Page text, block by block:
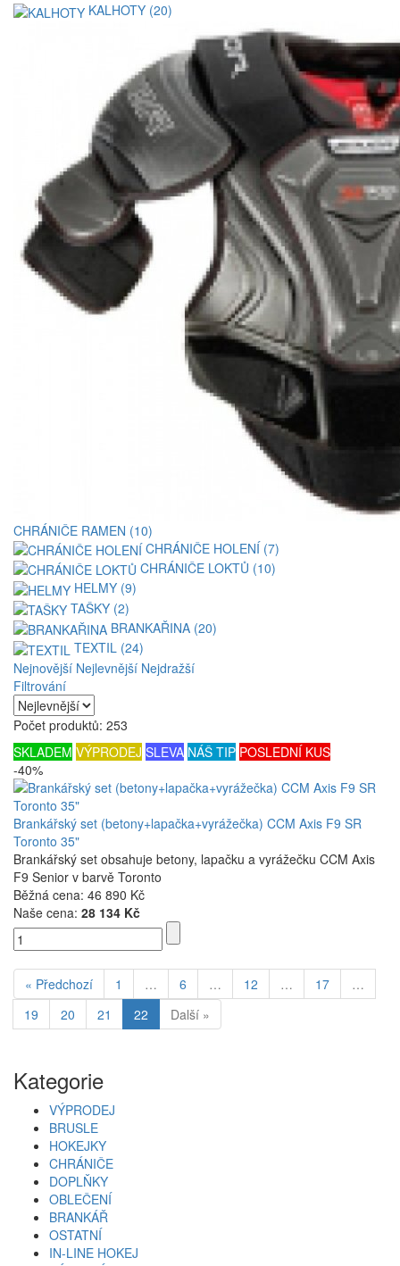
KALHOTY (20)
CHRÁNIČE RAMEN (10)
CHRÁNIČE HOLENÍ (7)
CHRÁNIČE LOKTŮ (10)
HELMY (9)
TAŠKY (2)
BRANKAŘINA (20)
TEXTIL (24)
Nejnovější Nejlevnější Nejdražší
Filtrování
Počet produktů: 253
SKLADEM VÝPRODEJ SLEVA NÁŠ TIP POSLEDNÍ KUS
-40%
Brankářský set (betony+lapačka+vyrážečka) CCM Axis F9 SR
Toronto 35"
Brankářský set obsahuje betony, lapačku a vyrážečku CCM Axis
F9 Senior v barvě Toronto
Běžná cena: 46 890 Kč
Naše cena: 28 134 Kč
« Předchozí 1 … 6 … 12 … 17
…
19
20 21 22 Další »
Kategorie
VÝPRODEJ
BRUSLE
HOKEJKY
CHRÁNIČE
DOPLŇKY
OBLEČENÍ
BRANKÁŘ
OSTATNÍ
IN-LINE HOKEJ